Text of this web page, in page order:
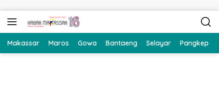
Makassar Maros Gowa Bantaeng Selayar Pangkep